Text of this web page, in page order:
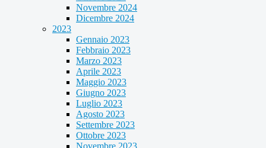
Novembre 2024
Dicembre 2024
2023
Gennaio 2023
Febbraio 2023
Marzo 2023
Aprile 2023
Maggio 2023
Giugno 2023
Luglio 2023
Agosto 2023
Settembre 2023
Ottobre 2023
Novembre 2023